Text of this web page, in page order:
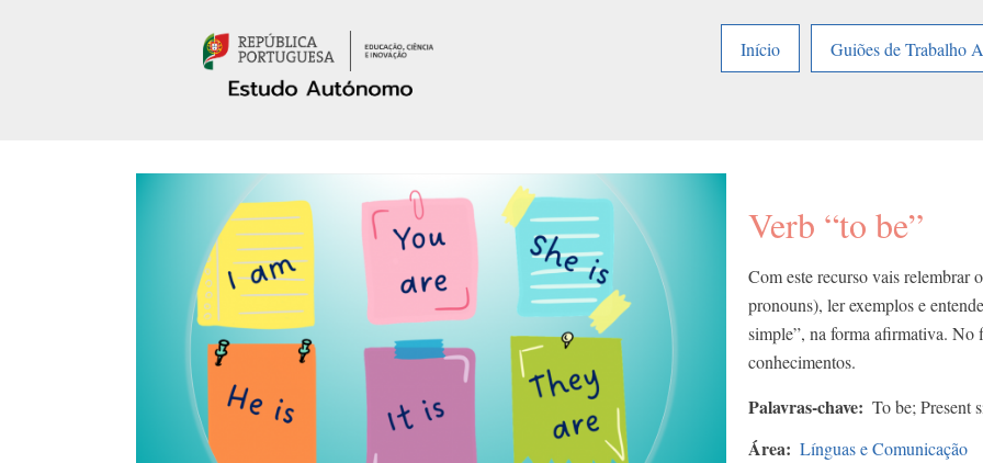
Início
Guiões de Trabalho
Verb “to be”
Com este recurso vais relembrar
pronouns), ler exemplos e
simple”, na forma afirmativa. No
conhecimentos.
Palavras-chave To be; Present
Área Línguas e Comunicação